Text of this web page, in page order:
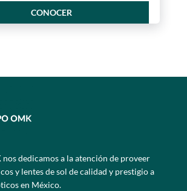
CONOCER
nos dedicamos a la atención de proveer
y lentes de sol de calidad y prestigio a
en México.